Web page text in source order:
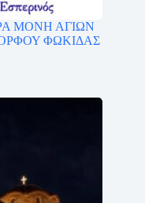
ΜΟΝΗ ΑΓΙΩΝ
ΦΩΚΙΔΑΣ